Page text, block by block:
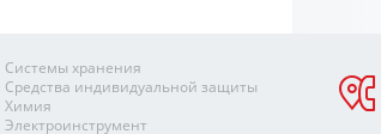
Системы хранения
Средства индивидуальной защиты
Химия
Электроинструмент